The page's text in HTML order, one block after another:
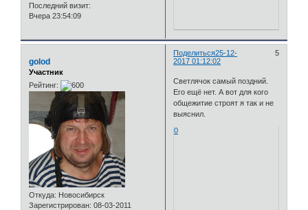
Последний визит:
Вчера 23:54:09
Поделиться 5
25-12-
2017 01:12:02
golod
Участник
Рейтинг:
Откуда: Новосибирск
Зарегистрирован: 08-03-2011
Светлячок самый поздний.
Его ещё нет. А вот для кого
общежитие строят я так и не
выяснил.
0